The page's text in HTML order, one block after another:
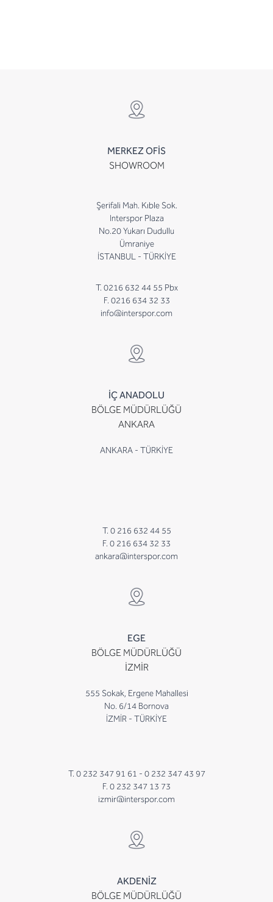
MERKEZ OFİS
SHOWROOM
Şerifali Mah. Kıble Sok.
Interspor Plaza
No.20 Yukarı Dudullu
Ümraniye
İSTANBUL - TÜRKİYE
T. 0216 632 44 55 Pbx
F. 0216 634 32 33
info@interspor.com
İÇ ANADOLU
BÖLGE MÜDÜRLÜĞÜ
ANKARA
ANKARA - TÜRKİYE
T. 0 216 632 44 55
F. 0 216 634 32 33
ankara@interspor.com
EGE
BÖLGE MÜDÜRLÜĞÜ
İZMİR
555 Sokak, Ergene Mahallesi
No. 6/14 Bornova
İZMİR - TÜRKİYE
T. 0 232 347 91 61 - 0 232 347 43 97
F. 0 232 347 13 73
izmir@interspor.com
AKDENİZ
BÖLGE MÜDÜRLÜĞÜ